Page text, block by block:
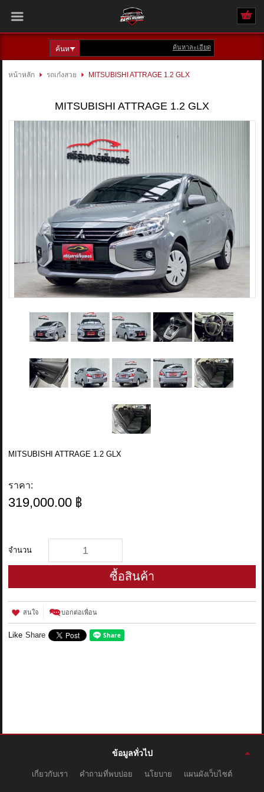
เข้าสู่ระบบ
ค้นหาละเอียด
หน้าหลัก รถเก๋งสวย MITSUBISHI ATTRAGE 1.2 GLX
MITSUBISHI ATTRAGE 1.2 GLX
MITSUBISHI ATTRAGE 1.2 GLX
ราคา:
319,000.00 ฿
จำนวน
ซื้อสินค้า
สนใจ บอกต่อเพื่อน
Like Share
ข้อมูลทั่วไป
เกี่ยวกับเรา คำถามที่พบบ่อย นโยบาย แผนผังเว็บไซต์